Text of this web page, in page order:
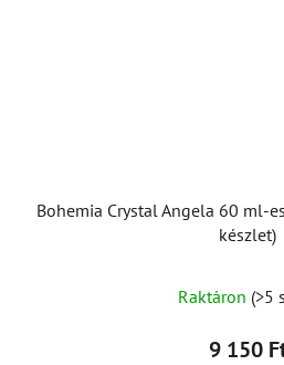
Bohemia Crystal Angela 60 ml-
készlet)
Raktáron (>5
9 150